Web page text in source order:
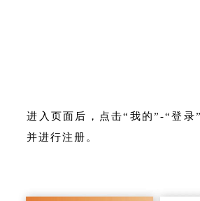
进入页面后，点击“我的”-“登录
并进行注册。